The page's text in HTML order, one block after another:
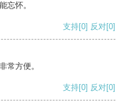
忘怀。
支持[0] 反对[0]
常方便。
支持[0] 反对[0]